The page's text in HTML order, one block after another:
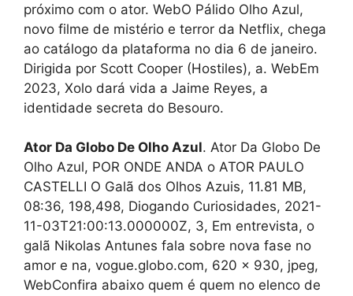
próximo com o ator. WebO Pálido Olho Azul,
novo filme de mistério e terror da Netflix, chega
ao catálogo da plataforma no dia 6 de janeiro.
Dirigida por Scott Cooper (Hostiles), a. WebEm
2023, Xolo dará vida a Jaime Reyes, a
identidade secreta do Besouro.
Ator Da Globo De Olho Azul. Ator Da Globo De
Olho Azul, POR ONDE ANDA o ATOR PAULO
CASTELLI O Galã dos Olhos Azuis, 11.81 MB,
08:36, 198,498, Diogando Curiosidades, 2021-
11-03T21:00:13.000000Z, 3, Em entrevista, o
galã Nikolas Antunes fala sobre nova fase no
amor e na, vogue.globo.com, 620 x 930, jpeg,
WebConfira abaixo quem é quem no elenco de